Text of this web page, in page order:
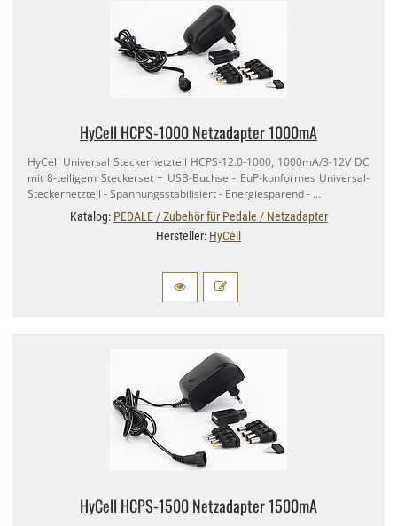
HyCell HCPS-​1000 Netzadapter 1000mA
HyCell Universal Steckernetzteil HCPS-​12.​0-1000, 1000mA/​3-12V DC
mit 8-​teiligem Steckerset + USB-​Buchse - EuP-​konformes Universal-​
Steckernetzteil - Spannungsstabilisiert - Energiesparend - …
Katalog: PEDALE / Zubehör für Pedale / Netzadapter
Hersteller: HyCell
HyCell HCPS-​1500 Netzadapter 1500mA